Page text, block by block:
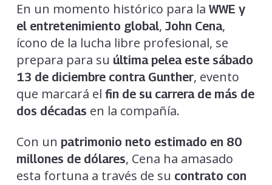
En un momento histórico para la WWE y
el entretenimiento global, John Cena,
ícono de la lucha libre profesional, se
prepara para su última pelea este sábado
13 de diciembre contra Gunther, evento
que marcará el fin de su carrera de más de
dos décadas en la compañía.
Con un patrimonio neto estimado en 80
millones de dólares, Cena ha amasado
esta fortuna a través de su contrato con